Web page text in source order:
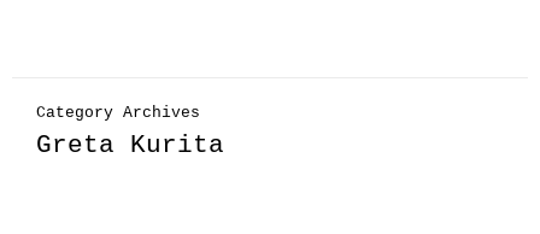
Category Archives
Greta Kurita